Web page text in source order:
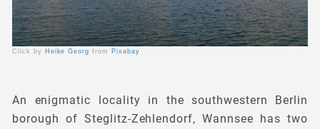
Click by Heike Georg from Pixabay
An enigmatic locality in the southwestern Berlin
borough of Steglitz-Zehlendorf, Wannsee has two